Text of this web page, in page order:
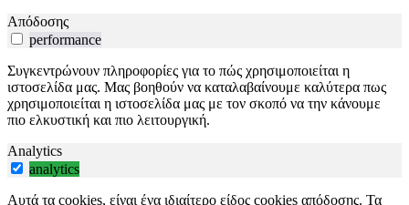
Απόδοσης
performance
Συγκεντρώνουν πληροφορίες για το πώς χρησιμοποιείται η
ιστοσελίδα μας. Μας βοηθούν να καταλαβαίνουμε καλύτερα πως
χρησιμοποιείται η ιστοσελίδα μας με τον σκοπό να την κάνουμε
πιο ελκυστική και πιο λειτουργική.
Analytics
analytics
Αυτά τα cookies, είναι ένα ιδιαίτερο είδος cookies απόδοσης. Τα